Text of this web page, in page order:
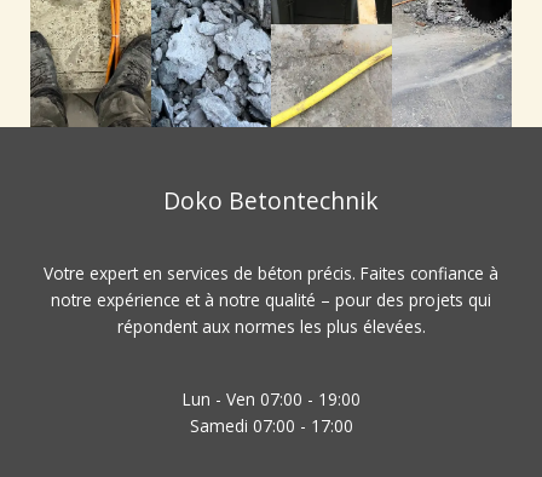
Doko Betontechnik
Votre expert en services de béton précis. Faites confiance à
notre expérience et à notre qualité – pour des projets qui
répondent aux normes les plus élevées.
Lun - Ven 07:00 - 19:00
Samedi 07:00 - 17:00